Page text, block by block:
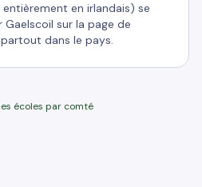
en irlandais) se
sur la page de
dans le pays.
écoles par comté